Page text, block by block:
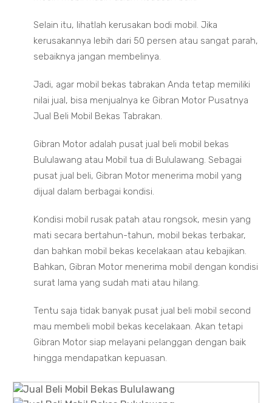
Selain itu, lihatlah kerusakan bodi mobil. Jika
kerusakannya lebih dari 50 persen atau sangat parah,
sebaiknya jangan membelinya.
Jadi, agar mobil bekas tabrakan Anda tetap memiliki
nilai jual, bisa menjualnya ke Gibran Motor Pusatnya
Jual Beli Mobil Bekas Tabrakan.
Gibran Motor adalah pusat jual beli mobil bekas
Bululawang atau Mobil tua di Bululawang. Sebagai
pusat jual beli, Gibran Motor menerima mobil yang
dijual dalam berbagai kondisi.
Kondisi mobil rusak patah atau rongsok, mesin yang
mati secara bertahun-tahun, mobil bekas terbakar,
dan bahkan mobil bekas kecelakaan atau kebajikan.
Bahkan, Gibran Motor menerima mobil dengan kondisi
surat lama yang sudah mati atau hilang.
Tentu saja tidak banyak pusat jual beli mobil second
mau membeli mobil bekas kecelakaan. Akan tetapi
Gibran Motor siap melayani pelanggan dengan baik
hingga mendapatkan kepuasan.